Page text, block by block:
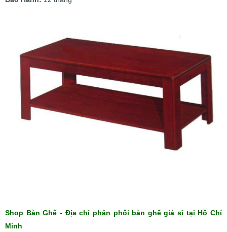
Shop Bàn Ghế - Địa chỉ phân phối bàn ghế giá sỉ tại Hồ Chí
Minh